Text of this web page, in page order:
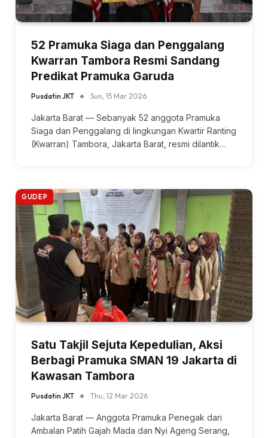
52 Pramuka Siaga dan Penggalang
Kwarran Tambora Resmi Sandang
Predikat Pramuka Garuda
Pusdatin JKT Sun, 15 Mar 2026
Jakarta Barat — Sebanyak 52 anggota Pramuka
Siaga dan Penggalang di lingkungan Kwartir Ranting
(Kwarran) Tambora, Jakarta Barat, resmi dilantik…
GUDEP
Satu Takjil Sejuta Kepedulian, Aksi
Berbagi Pramuka SMAN 19 Jakarta di
Kawasan Tambora
Pusdatin JKT Thu, 12 Mar 2026
Jakarta Barat — Anggota Pramuka Penegak dari
Ambalan Patih Gajah Mada dan Nyi Ageng Serang,